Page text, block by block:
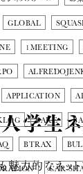
GLOBAL
1MEETING
APPLICATION
BAKE
BTRAX
CAR-
学生ネ
魅力的なネッ